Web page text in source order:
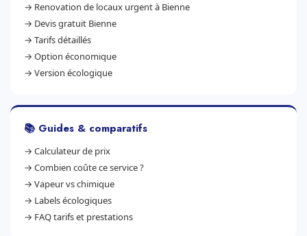
→ Renovation de locaux urgent à Bienne
→ Devis gratuit Bienne
→ Tarifs détaillés
→ Option économique
→ Version écologique
📚 Guides & comparatifs
→ Calculateur de prix
→ Combien coûte ce service ?
→ Vapeur vs chimique
→ Labels écologiques
→ FAQ tarifs et prestations